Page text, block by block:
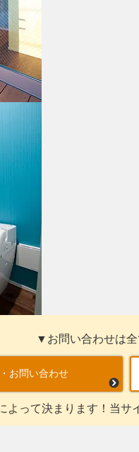
▼お問い合わせは
お問い合わせ
よって決まります！当サ